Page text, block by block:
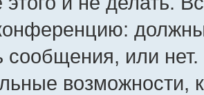
сообщения, или